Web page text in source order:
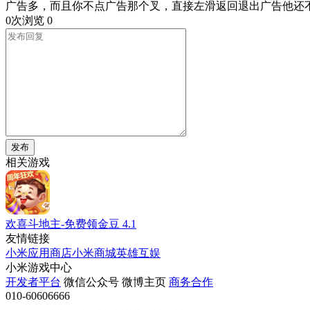
广告多，而且你不点广告那个叉，直接左滑返回退出广告他还
0次浏览 0
发布
相关游戏
欢喜斗地主-免费领金豆 4.1
友情链接
小米应用商店小米商城英雄互娱
小米游戏中心
开发者平台 微信公众号 微博主页 商务合作
010-60606666